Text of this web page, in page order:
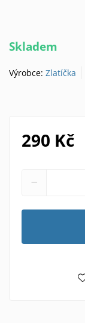
Skladem
Výrobce: Zlatíčka
290 Kč